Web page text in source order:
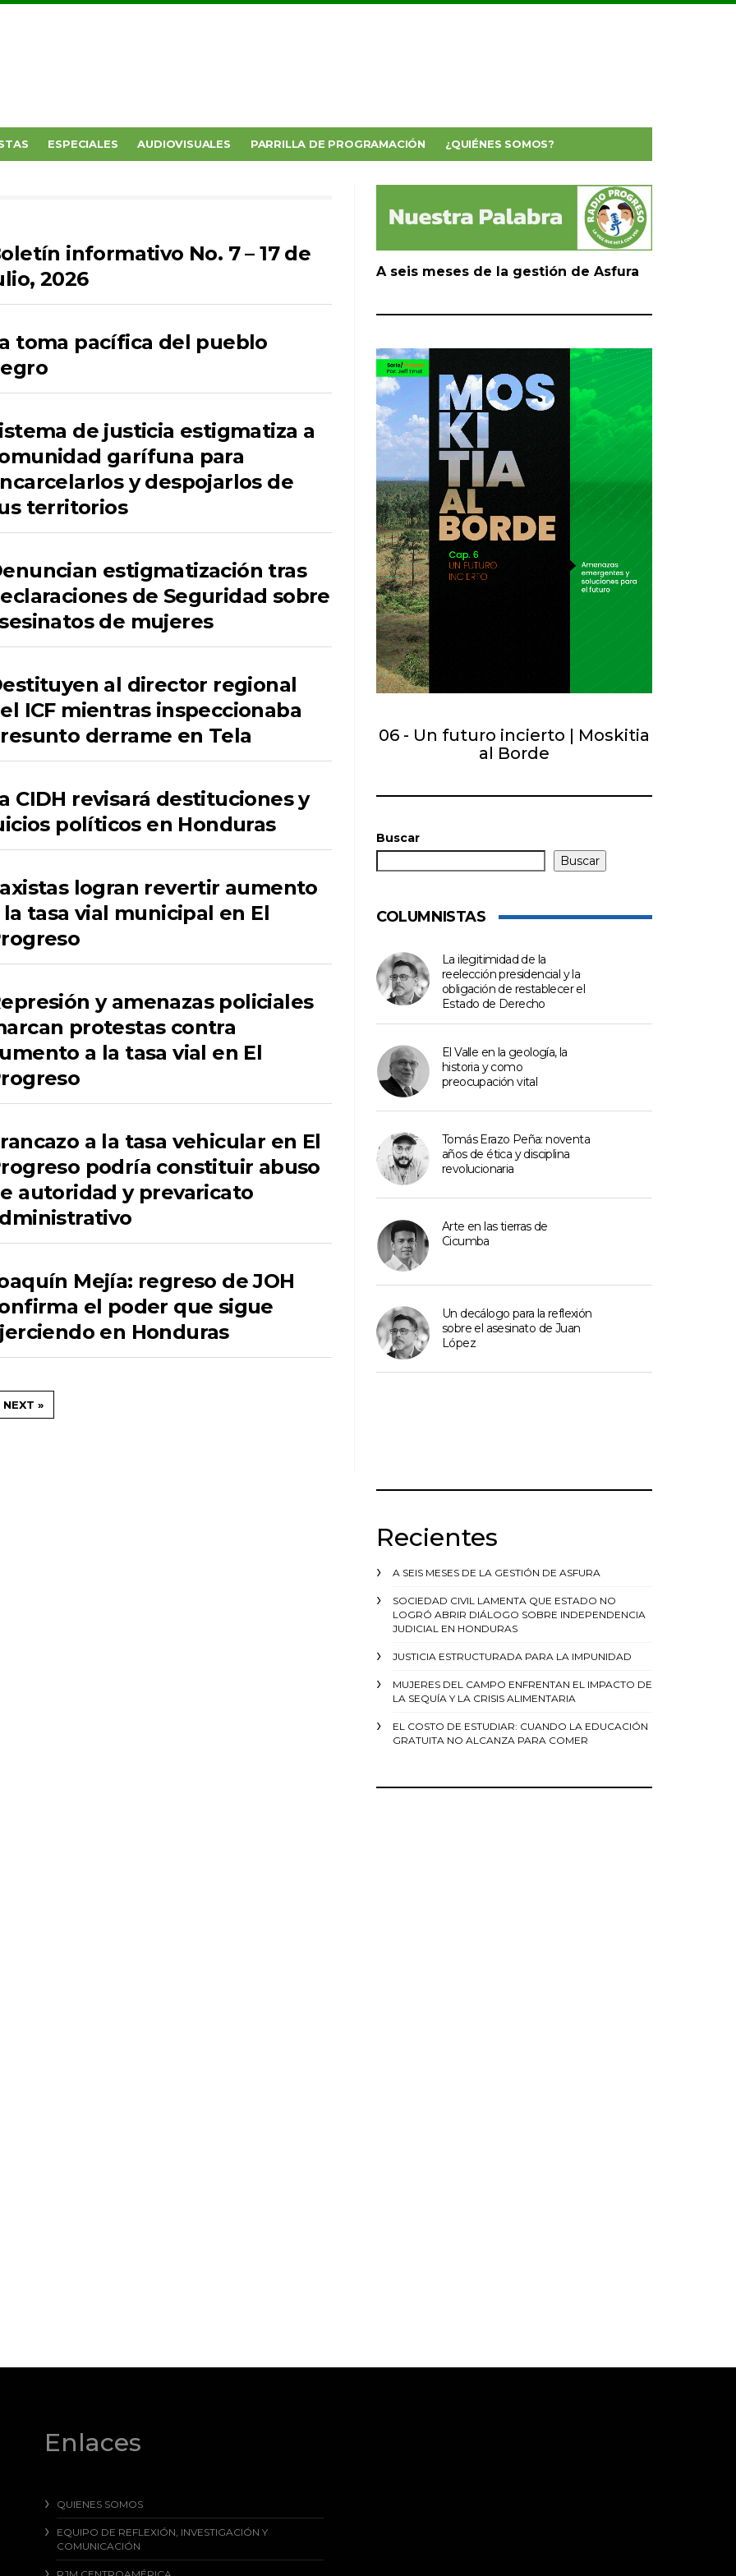
ESPECIALES AUDIOVISUALES PARRILLA DE PROGRAMACIÓN ¿QUIÉNES SOMOS?
informativo No. 7 – 17 de
2026
toma pacífica del pueblo
de justicia estigmatiza a
garífuna para
y despojarlos de
territorios
estigmatización tras
de Seguridad sobre
de mujeres
al director regional
ICF mientras inspeccionaba
derrame en Tela
CIDH revisará destituciones y
políticos en Honduras
logran revertir aumento
la tasa vial municipal en El
y amenazas policiales
protestas contra
a la tasa vial en El
a la tasa vehicular en El
podría constituir abuso
autoridad y prevaricato
Mejía: regreso de JOH
el poder que sigue
en Honduras
NEXT »
A seis meses de la gestión de Asfura
06 - Un futuro incierto | Moskitia
al Borde
Buscar
Buscar
COLUMNISTAS
La ilegitimidad de la
reelección presidencial y la
obligación de restablecer el
Estado de Derecho
El Valle en la geología, la
historia y como
preocupación vital
Tomás Erazo Peña: noventa
años de ética y disciplina
revolucionaria
Arte en las tierras de
Cicumba
Un decálogo para la reflexión
sobre el asesinato de Juan
López
Recientes
A SEIS MESES DE LA GESTIÓN DE ASFURA
SOCIEDAD CIVIL LAMENTA QUE ESTADO NO
LOGRÓ ABRIR DIÁLOGO SOBRE INDEPENDENCIA
JUDICIAL EN HONDURAS
JUSTICIA ESTRUCTURADA PARA LA IMPUNIDAD
MUJERES DEL CAMPO ENFRENTAN EL IMPACTO DE
LA SEQUÍA Y LA CRISIS ALIMENTARIA
EL COSTO DE ESTUDIAR: CUANDO LA EDUCACIÓN
GRATUITA NO ALCANZA PARA COMER
Enlaces
QUIENES SOMOS
EQUIPO DE REFLEXIÓN, INVESTIGACIÓN Y
COMUNICACIÓN